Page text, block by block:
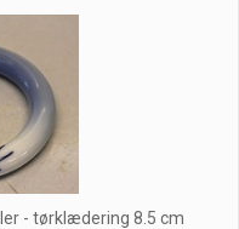
- tørklædering 8.5 cm